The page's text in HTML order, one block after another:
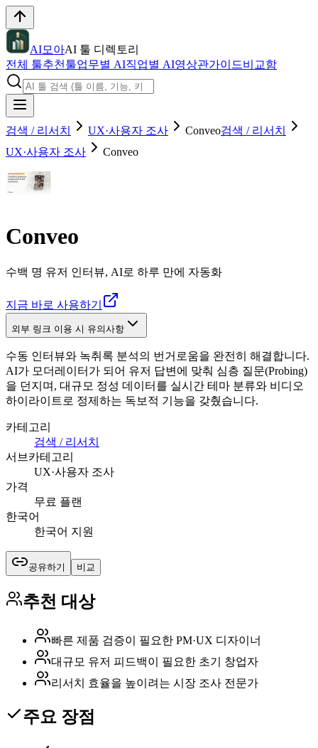
AI모아AI 툴 디렉토리
전체 툴추천툴업무별 AI직업별 AI영상관가이드비교함
검색 / 리서치 UX·사용자 조사 Conveo검색 / 리서치
UX·사용자 조사
Conveo
Conveo
수백 명 유저 인터뷰, AI로 하루 만에 자동화
지금 바로 사용하기
외부 링크 이용 시 유의사항
수동 인터뷰와 녹취록 분석의 번거로움을 완전히 해결합니다.
AI가 모더레이터가 되어 유저 답변에 맞춰 심층 질문(Probing)
을 던지며, 대규모 정성 데이터를 실시간 테마 분류와 비디오
하이라이트로 정제하는 독보적 기능을 갖췄습니다.
카테고리
검색 / 리서치
서브카테고리
UX·사용자 조사
가격
무료 플랜
한국어
한국어 지원
공유하기 비교
추천 대상
빠른 제품 검증이 필요한 PM·UX 디자이너
대규모 유저 피드백이 필요한 초기 창업자
리서치 효율을 높이려는 시장 조사 전문가
주요 장점